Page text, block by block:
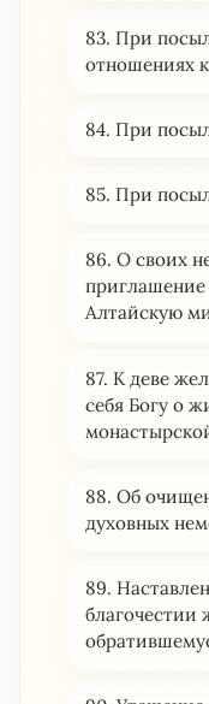
83. При
отношениях
84. При
85. При
86. О своих
Алтайскую
87. К деве
себя Богу о
88. Об
духовных
89.
благочестии